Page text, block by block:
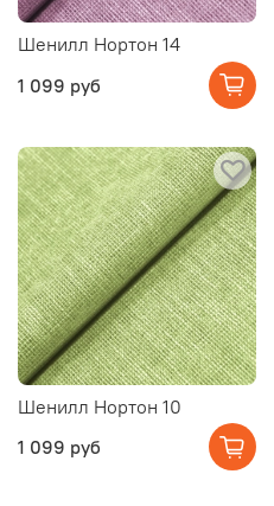
Шенилл Нортон 14
1 099 руб
Шенилл Нортон 10
1 099 руб